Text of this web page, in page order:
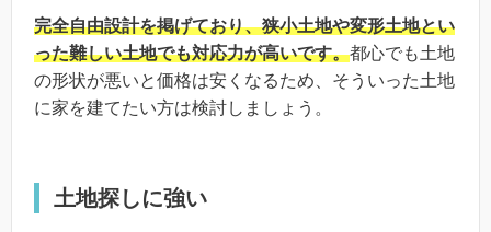
完全自由設計を掲げており、狭小土地や変形土地とい
った難しい土地でも対応力が高いです。都心でも土地
の形状が悪いと価格は安くなるため、そういった土地
に家を建てたい方は検討しましょう。
土地探しに強い